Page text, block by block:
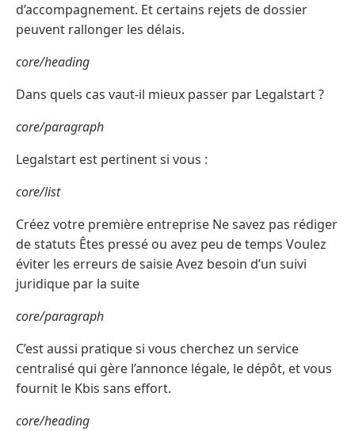
d’accompagnement. Et certains rejets de dossier
peuvent rallonger les délais.
core/heading
Dans quels cas vaut-il mieux passer par Legalstart ?
core/paragraph
Legalstart est pertinent si vous :
core/list
Créez votre première entreprise Ne savez pas rédiger
de statuts Êtes pressé ou avez peu de temps Voulez
éviter les erreurs de saisie Avez besoin d’un suivi
juridique par la suite
core/paragraph
C’est aussi pratique si vous cherchez un service
centralisé qui gère l’annonce légale, le dépôt, et vous
fournit le Kbis sans effort.
core/heading